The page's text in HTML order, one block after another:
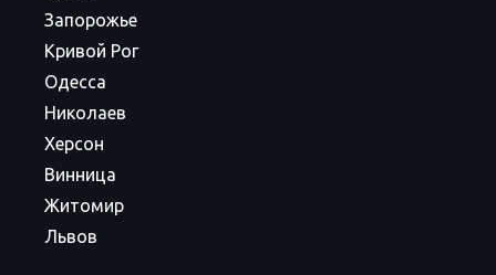
Запорожье
Кривой Рог
Одесса
Николаев
Херсон
Винница
Житомир
Львов